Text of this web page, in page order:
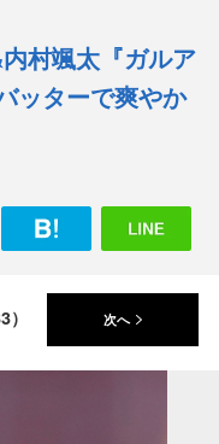
村颯太『ガルア
ッターで爽やか
次へ